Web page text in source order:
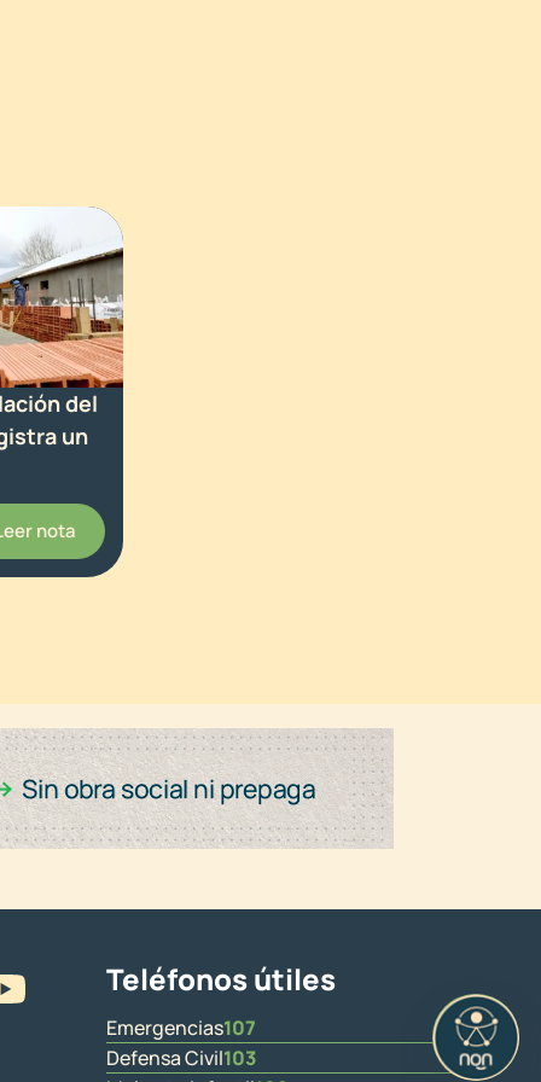
del
un
nota
Teléfonos útiles
Emergencias107
Defensa Civil103